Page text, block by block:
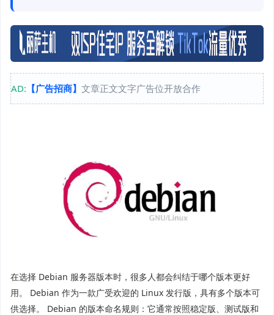
AD: 【广告招商】 文章正文文字广告位开放合作
在选择 Debian 服务器版本时，很多人都会纠结于哪个版本更好
用。 Debian 作为一款广受欢迎的 Linux 发行版，具有多个版本可
供选择。 Debian 的版本命名规则：它通常按照稳定版、测试版和